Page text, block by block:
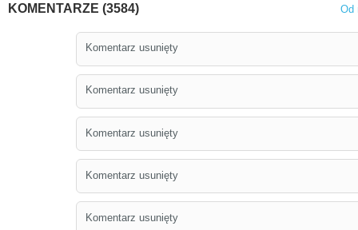
KOMENTARZE (3584) Od
Komentarz usunięty
Komentarz usunięty
Komentarz usunięty
Komentarz usunięty
Komentarz usunięty